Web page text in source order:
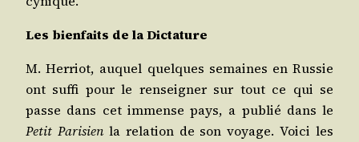
Les bien­faits de la Dictature
M. Her­riot, auquel quelques semaines en Rus­sie
ont suf­fi pour le ren­sei­gner sur tout ce qui se
passe dans cet immense pays, a publié dans le
Petit Pari­sienla rela­tion de son voyage. Voi­ci les